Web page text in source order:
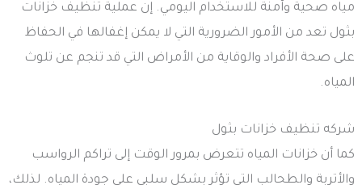
مياه صحية وآمنة للاستخدام اليومي. إن عملية تنظيف خزانات
بثول تعد من الأمور الضرورية التي لا يمكن إغفالها في الحفاظ
على صحة الأفراد والوقاية من الأمراض التي قد تنجم عن تلوث
المياه.
شركه تنظيف خزانات بثول
كما أن خزانات المياه تتعرض بمرور الوقت إلى تراكم الرواسب
والأتربة والطحالب التي تؤثر بشكل سلبي على جودة المياه. لذلك،